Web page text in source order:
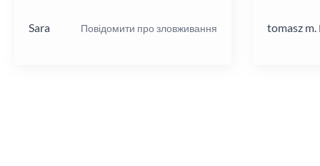
Sara Повідомити про зловживання
tomasz m.